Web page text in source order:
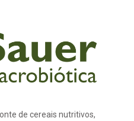
de cereais nutritivos,